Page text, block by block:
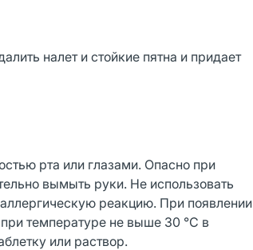
налет и стойкие пятна и придает
рта или глазами. Опасно при
вымыть руки. Не использовать
реакцию. При появлении
температуре не выше 30 °С в
или раствор.